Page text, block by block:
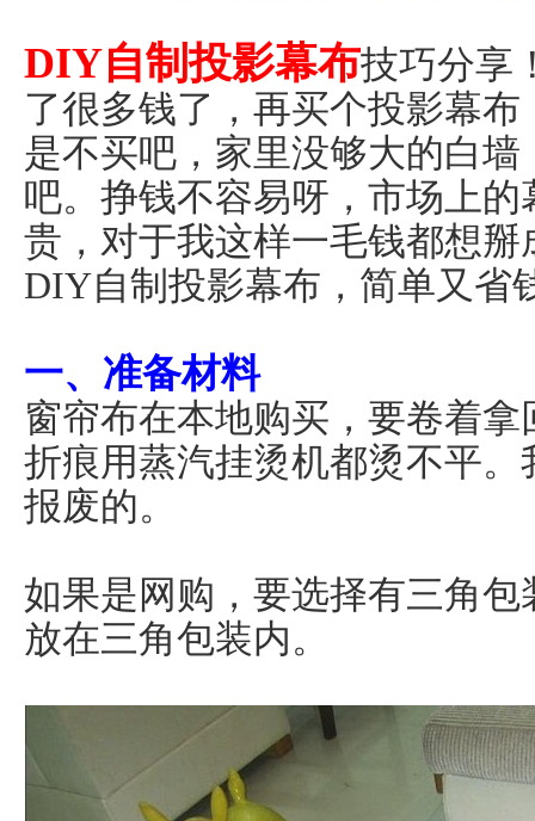
DIY自制投影幕布技巧分享
了很多钱了，再买个投影幕
是不买吧，家里没够大的白
吧。挣钱不容易呀，市场上
贵，对于我这样一毛钱都想
DIY自制投影幕布，简单又省
一、准备材料
窗帘布在本地购买，要卷着
折痕用蒸汽挂烫机都烫不平
报废的。
如果是网购，要选择有三角
放在三角包装内。